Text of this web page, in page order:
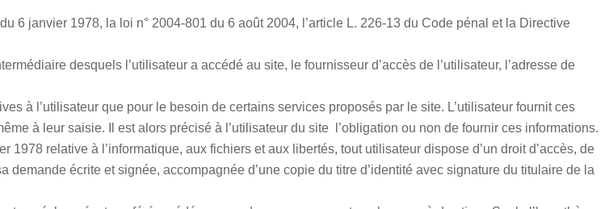
6 janvier 1978, la loi n° 2004-801 du 6 août 2004, l’article L. 226-13 du Code pénal et la Directive
desquels l’utilisateur a accédé au site, le fournisseur d’accès de l’utilisateur, l’adresse de
à l’utilisateur que pour le besoin de certains services proposés par le site. L’utilisateur fournit ces
à leur saisie. Il est alors précisé à l’utilisateur du site l’obligation ou non de fournir ces informations.
relative à l’informatique, aux fichiers et aux libertés, tout utilisateur dispose d’un droit d’accès, de
écrite et signée, accompagnée d’une copie du titre d’identité avec signature du titulaire de la